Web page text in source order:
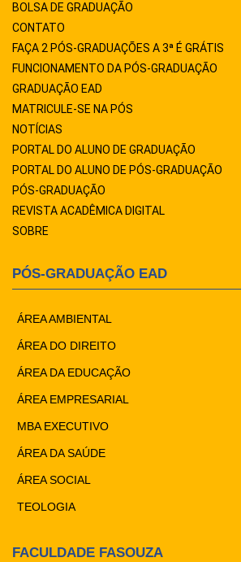
BOLSA DE GRADUAÇÃO
CONTATO
FAÇA 2 PÓS-GRADUAÇÕES A 3ª É GRÁTIS
FUNCIONAMENTO DA PÓS-GRADUAÇÃO
GRADUAÇÃO EAD
MATRICULE-SE NA PÓS
NOTÍCIAS
PORTAL DO ALUNO DE GRADUAÇÃO
PORTAL DO ALUNO DE PÓS-GRADUAÇÃO
PÓS-GRADUAÇÃO
REVISTA ACADÊMICA DIGITAL
SOBRE
PÓS-GRADUAÇÃO EAD
ÁREA AMBIENTAL
ÁREA DO DIREITO
ÁREA DA EDUCAÇÃO
ÁREA EMPRESARIAL
MBA EXECUTIVO
ÁREA DA SAÚDE
ÁREA SOCIAL
TEOLOGIA
FACULDADE FASOUZA